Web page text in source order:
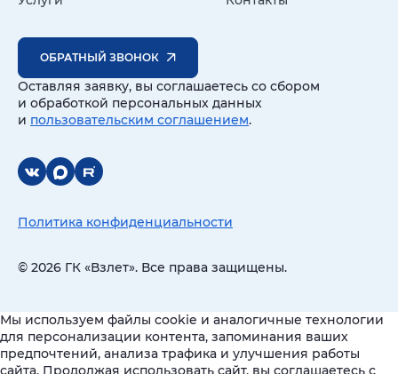
ОБРАТНЫЙ ЗВОНОК
Оставляя заявку, вы соглашаетесь со сбором
и обработкой персональных данных
и пользовательским соглашением.
© 2026 ГК «Взлет». Все права защищены.
Политика конфиденциальности
Мы используем файлы cookie и аналогичные технологии
для персонализации контента, запоминания ваших
предпочтений, анализа трафика и улучшения работы
сайта. Продолжая использовать сайт, вы соглашаетесь с